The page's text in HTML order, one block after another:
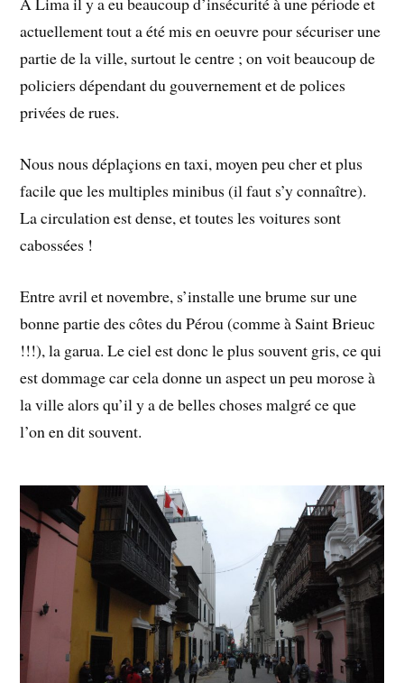
actuellement tout a été mis en oeuvre pour sécuriser une
partie de la ville, surtout le centre ; on voit beaucoup de
policiers dépendant du gouvernement et de polices
privées de rues.
Nous nous déplaçions en taxi, moyen peu cher et plus
facile que les multiples minibus (il faut s’y connaître).
La circulation est dense, et toutes les voitures sont
cabossées !
Entre avril et novembre, s’installe une brume sur une
bonne partie des côtes du Pérou (comme à Saint Brieuc
!!!), la garua. Le ciel est donc le plus souvent gris, ce qui
est dommage car cela donne un aspect un peu morose à
la ville alors qu’il y a de belles choses malgré ce que
l’on en dit souvent.